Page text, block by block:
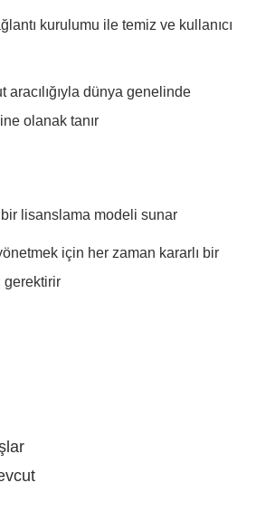
kurulumu ile temiz ve kullanıcı
aracılığıyla dünya genelinde
olanak tanır
lisanslama modeli sunar
için her zaman kararlı bir
gerektirir